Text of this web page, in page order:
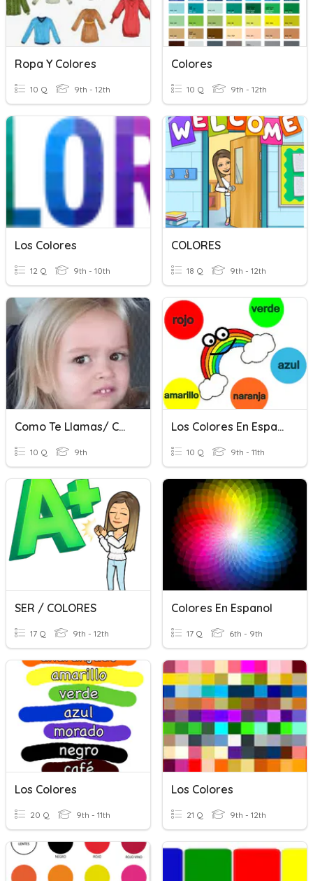
Ropa Y Colores
10 Q 9th - 12th
Colores
10 Q 9th - 12th
Los Colores
12 Q 9th - 10th
COLORES
18 Q 9th - 12th
Como Te Llamas/ Colores
10 Q 9th
Los Colores En Español
10 Q 9th - 11th
SER / COLORES
17 Q 9th - 12th
Colores En Espanol
17 Q 6th - 9th
Los Colores
20 Q 9th - 11th
Los Colores
21 Q 9th - 12th